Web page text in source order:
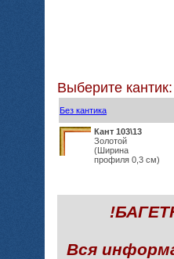
Выберите кантик:
Без кантика
Кант 103\13
Золотой
(Ширина
профиля 0,3 см)
Вся